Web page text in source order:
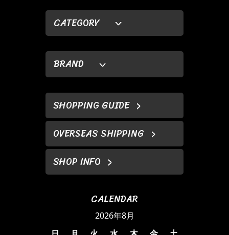
CATEGORY
BRAND
SHOPPING GUIDE
OVERSEAS SHIPPING
SHOP INFO
CALENDAR
2026年8月